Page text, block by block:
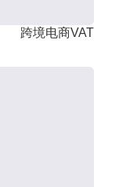
跨境电商VAT